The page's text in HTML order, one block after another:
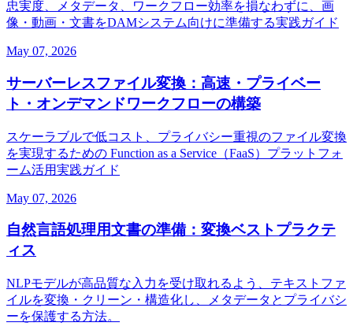
忠実度、メタデータ、ワークフロー効率を損なわずに、画
像・動画・文書をDAMシステム向けに準備する実践ガイド
May 07, 2026
サーバーレスファイル変換：高速・プライベー
ト・オンデマンドワークフローの構築
スケーラブルで低コスト、プライバシー重視のファイル変換
を実現するための Function as a Service（FaaS）プラットフォ
ーム活用実践ガイド
May 07, 2026
自然言語処理用文書の準備：変換ベストプラクテ
ィス
NLPモデルが高品質な入力を受け取れるよう、テキストファ
イルを変換・クリーン・構造化し、メタデータとプライバシ
ーを保護する方法。